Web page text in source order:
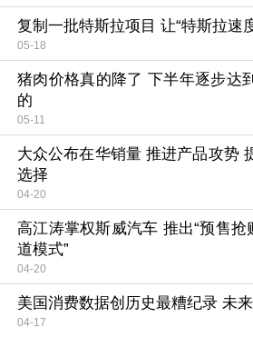
复制一批特斯拉项目 让“特斯拉速
05-18
猪肉价格真的降了 下半年逐步达
的
05-11
大众公布在华销量 推进产品攻势
选择
04-20
高江涛掌权斯威汽车 推出“预售抢
道模式”
04-20
美国消费数据创历史最糟纪录 未
04-17